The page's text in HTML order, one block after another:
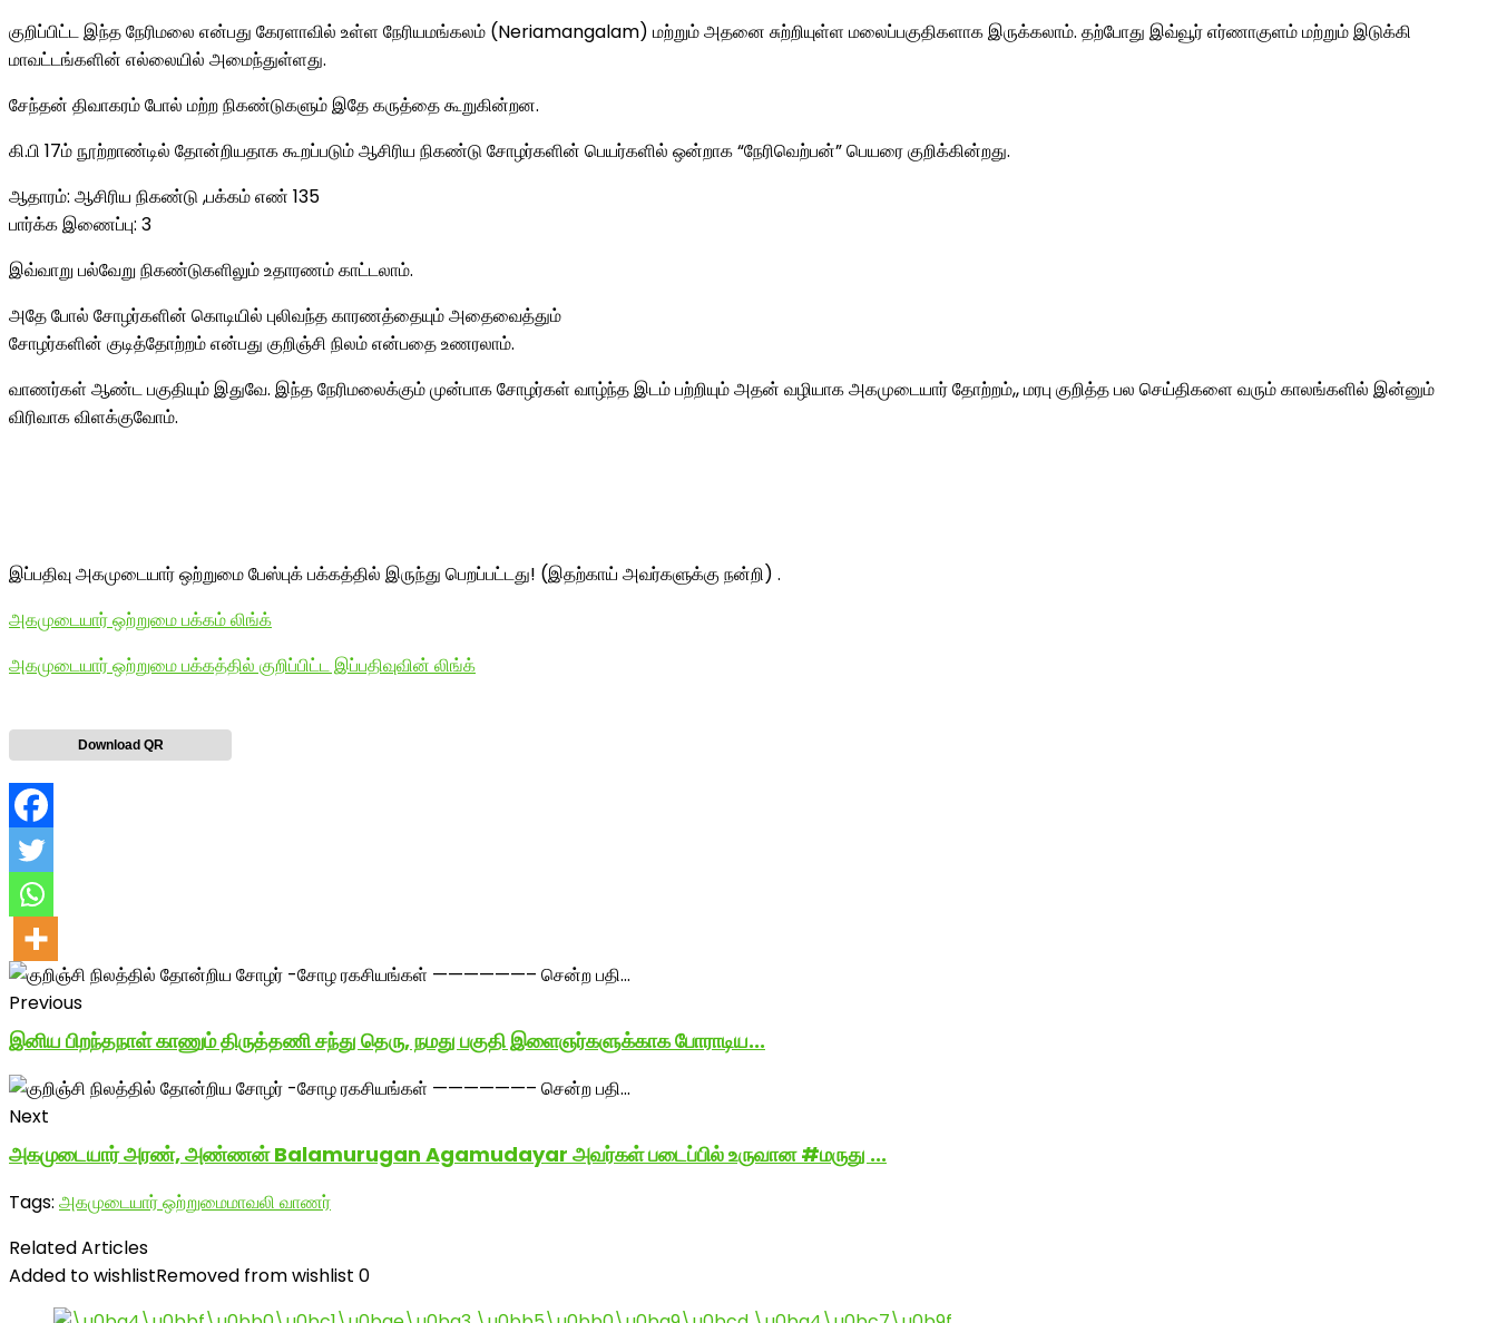
குறிப்பிட்ட இந்த நேரிமலை என்பது கேரளாவில் உள்ள நேரியமங்கலம் (Neriamangalam) மற்றும் அதனை சுற்றியுள்ள மலைப்பகுதிகளாக இருக்கலாம். தற்போது இவ்வூர் எர்ணாகுளம் மற்றும் இடுக்கி
மாவட்டங்களின் எல்லையில் அமைந்துள்ளது.
சேந்தன் திவாகரம் போல் மற்ற நிகண்டுகளும் இதே கருத்தை கூறுகின்றன.
கி.பி 17ம் நூற்றாண்டில் தோன்றியதாக கூறப்படும் ஆசிரிய நிகண்டு சோழர்களின் பெயர்களில் ஒன்றாக “நேரிவெற்பன்” பெயரை குறிக்கின்றது.
ஆதாரம்: ஆசிரிய நிகண்டு ,பக்கம் எண் 135
பார்க்க இணைப்பு: 3
இவ்வாறு பல்வேறு நிகண்டுகளிலும் உதாரணம் காட்டலாம்.
அதே போல் சோழர்களின் கொடியில் புலிவந்த காரணத்தையும் அதைவைத்தும்
சோழர்களின் குடித்தோற்றம் என்பது குறிஞ்சி நிலம் என்பதை உணரலாம்.
வாணர்கள் ஆண்ட பகுதியும் இதுவே. இந்த நேரிமலைக்கும் முன்பாக சோழர்கள் வாழ்ந்த இடம் பற்றியும் அதன் வழியாக அகமுடையார் தோற்றம்,, மரபு குறித்த பல செய்திகளை வரும் காலங்களில் இன்னும்
விரிவாக விளக்குவோம்.
இப்பதிவு அகமுடையார் ஒற்றுமை பேஸ்புக் பக்கத்தில் இருந்து பெறப்பட்டது! (இதற்காய் அவர்களுக்கு நன்றி) .
அகமுடையார் ஒற்றுமை பக்கம் லிங்க்
அகமுடையார் ஒற்றுமை பக்கத்தில் குறிப்பிட்ட இப்பதிவுவின் லிங்க்
Download QR
Previous
இனிய பிறந்தநாள் காணும் திருத்தணி சந்து தெரு, நமது பகுதி இளைஞர்களுக்காக போராடிய...
Next
அகமுடையார் அரண், அண்ணன் Balamurugan Agamudayar அவர்கள் படைப்பில் உருவான #மருது ...
Tags: அகமுடையார் ஒற்றுமைமாவலி வாணர்
Related Articles
Added to wishlistRemoved from wishlist 0